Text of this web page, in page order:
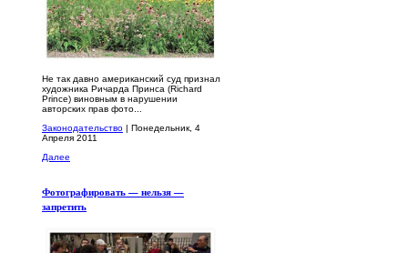
Не так давно американский суд признал
художника Ричарда Принса (Richard
Prince) виновным в нарушении
авторских прав фото...
Законодательство | Понедельник, 4
Апреля 2011
Далее
Фотографировать — нельзя —
запретить